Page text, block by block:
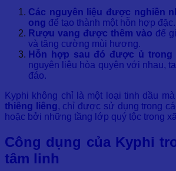
Các nguyên liệu được nghiền
ong để tạo thành một hỗn hợp đặc.
Rượu vang được thêm vào để
và tăng cường mùi hương.
Hỗn hợp sau đó được ủ trong
nguyên liệu hòa quyện với nhau,
đáo.
Kyphi không chỉ là một loại tinh dầu
thiêng liêng, chỉ được sử dụng trong
hoặc bởi những tầng lớp quý tộc trong
Công dụng của Kyphi
tâm linh